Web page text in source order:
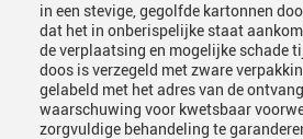
in een stevige, gegolfde kartonnen
dat het in onberispelijke staat
de verplaatsing en mogelijke schade
doos is verzegeld met zware
gelabeld met het adres van de
waarschuwing voor kwetsbaar
zorgvuldige behandeling te